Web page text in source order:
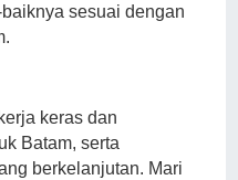
sesuai dengan
keras dan
Batam, serta
berkelanjutan. Mari